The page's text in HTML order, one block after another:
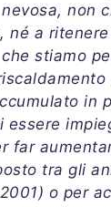
non
né a
stiamo
in
far
tra gli
o per